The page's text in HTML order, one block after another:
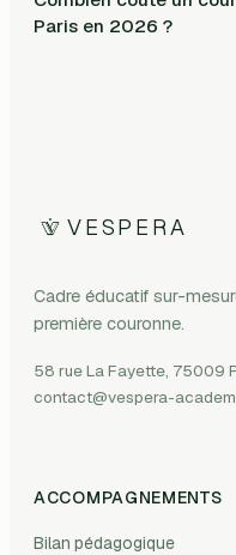
Paris en 2026 ?
VESPERA
Cadre éducatif sur-
première couronne.
58 rue La Fayette, 75009
contact@vespera-
ACCOMPAGNEMENTS
Bilan pédagogique